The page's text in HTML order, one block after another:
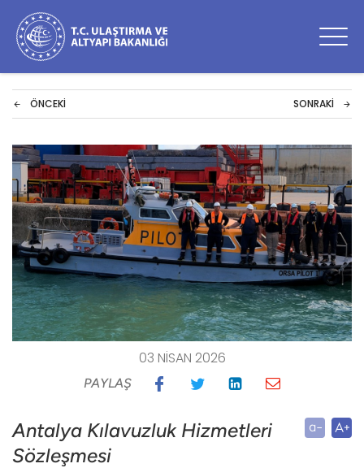
ÖNCEKI SONRAKI
03 NISAN 2026
PAYLAŞ
Antalya Kılavuzluk Hizmetleri
Sözleşmesi